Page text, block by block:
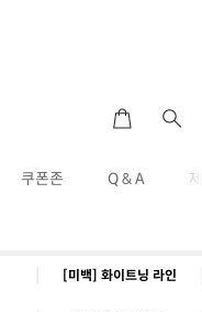
쿠폰존 Q & A
[미백] 화이트닝 라인